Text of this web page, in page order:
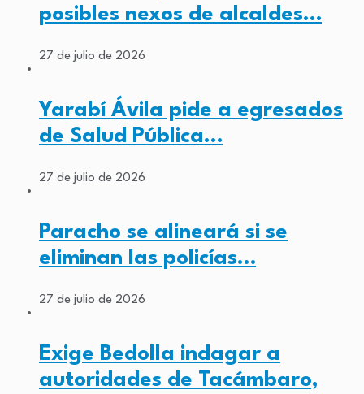
posibles nexos de alcaldes…
27 de julio de 2026
Yarabí Ávila pide a egresados
de Salud Pública…
27 de julio de 2026
Paracho se alineará si se
eliminan las policías…
27 de julio de 2026
Exige Bedolla indagar a
autoridades de Tacámbaro,